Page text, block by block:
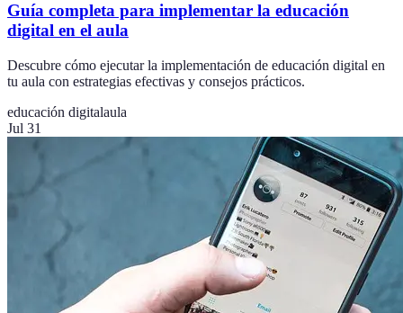
Guía completa para implementar la educación
digital en el aula
Descubre cómo ejecutar la implementación de educación digital en
tu aula con estrategias efectivas y consejos prácticos.
educación digitalaula
Jul 31